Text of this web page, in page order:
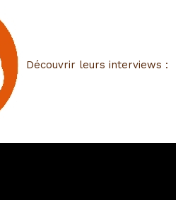
Découvrir leurs interviews :